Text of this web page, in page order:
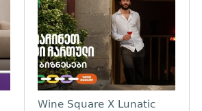
Wine Square X Lunatic